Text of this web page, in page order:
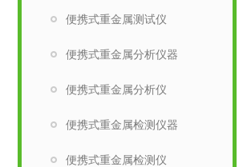
便携式重金属测试仪
便携式重金属分析仪器
便携式重金属分析仪
便携式重金属检测仪器
便携式重金属检测仪